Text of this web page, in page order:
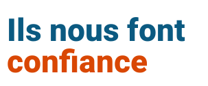
Ils nous font
confiance